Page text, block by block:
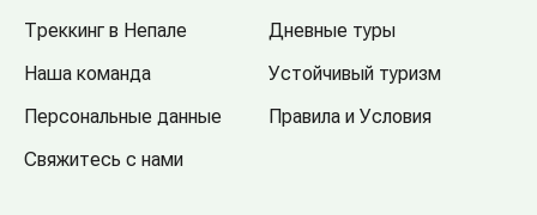
Треккинг в Непале
Дневные туры
Наша команда
Устойчивый туризм
Персональные данные
Правила и Условия
Свяжитесь с нами